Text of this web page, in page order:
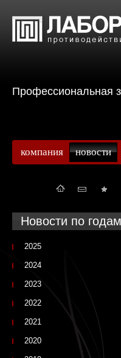
компания новости
Новости по годам
2025
2024
2023
2022
2021
2020